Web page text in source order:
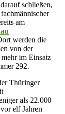
schließen,
am
werden die
von der
im Einsatz
292.
Thüringer
als 22.000
elf Jahren